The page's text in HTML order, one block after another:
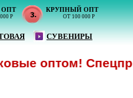
ОПТ
Р
КРУПНЫЙ ОПТ
ОТ 100 000 Р
СУВЕНИРЫ
оптом!